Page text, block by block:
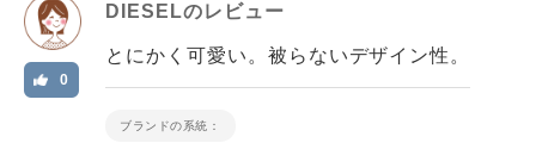
DIESELのレビュー
0
とにかく可愛い。被らないデザイン性。
ブランドの系統：